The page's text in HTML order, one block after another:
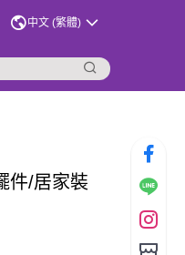
中文 (繁體)
件/居家裝